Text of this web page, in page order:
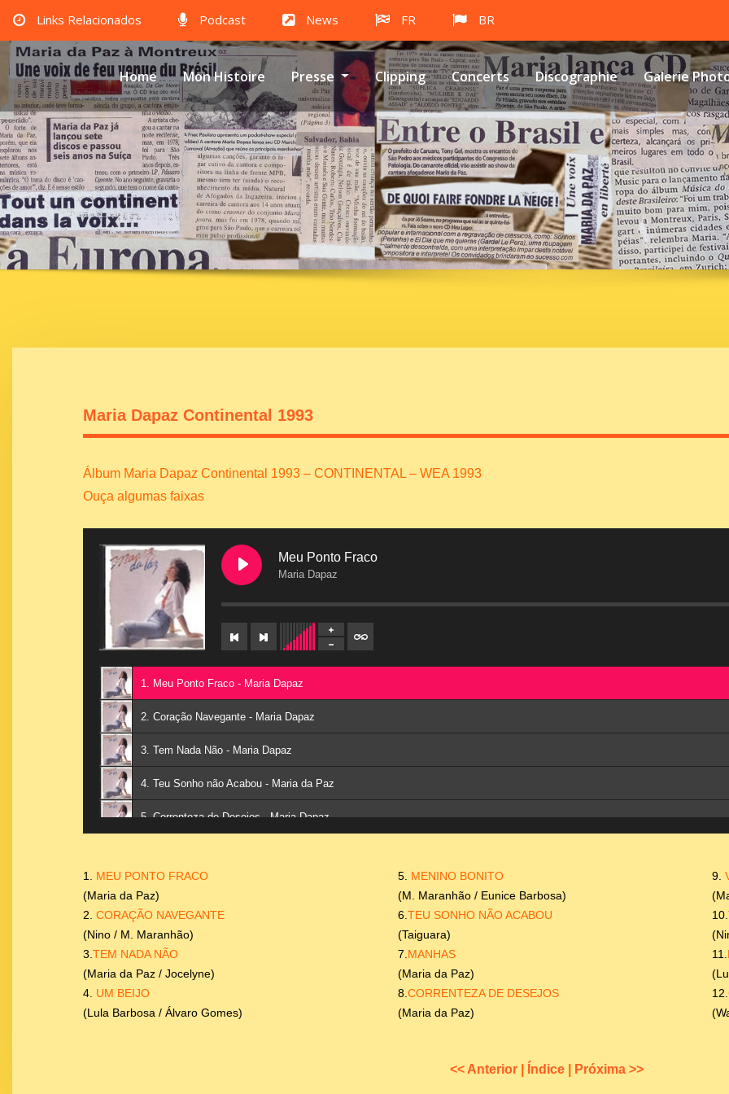
Links Relacionados Podcast News FR BR
Home Mon Histoire Presse Clipping Concerts Discographie Galerie
Maria Dapaz Continental 1993
Álbum Maria Dapaz Continental 1993 – CONTINENTAL – WEA 1993
Ouça algumas faixas
Meu Ponto Fraco
Maria Dapaz
1. Meu Ponto Fraco - Maria Dapaz
2. Coração Navegante - Maria Dapaz
3. Tem Nada Não - Maria Dapaz
4. Teu Sonho não Acabou - Maria da Paz
5. Correnteza de Desejos - Maria Dapaz
1. MEU PONTO FRACO
(Maria da Paz)
2. CORAÇÃO NAVEGANTE
(Nino / M. Maranhão)
3. TEM NADA NÃO
(Maria da Paz / Jocelyne)
4. UM BEIJO
(Lula Barbosa / Álvaro Gomes)
5. MENINO BONITO
(M. Maranhão / Eunice Barbosa)
6. TEU SONHO NÃO ACABOU
(Taiguara)
7. MANHAS
(Maria da Paz)
8. CORRENTEZA DE DESEJOS
(Maria da Paz)
9.
10.
11.
12.
<< Anterior Índice Próxima >>